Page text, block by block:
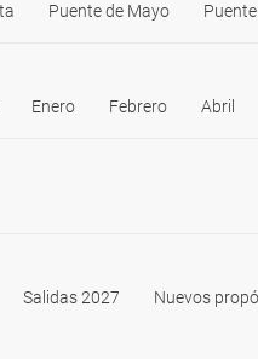
Puente de Mayo
Enero Febrero Abril
Salidas 2027 Nuevos